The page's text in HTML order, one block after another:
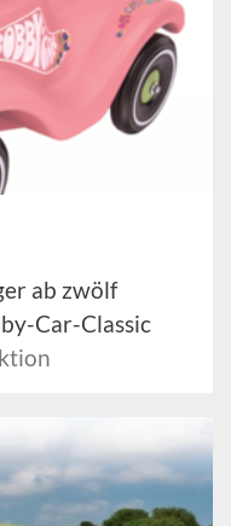
ab zwölf
Car-Classic